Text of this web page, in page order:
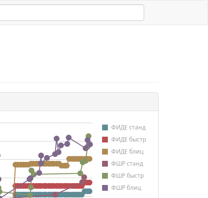
ФИДЕ станд
ФИДЕ быстр
ФИДЕ блиц
ФШР станд
ФШР быстр
ФШР блиц